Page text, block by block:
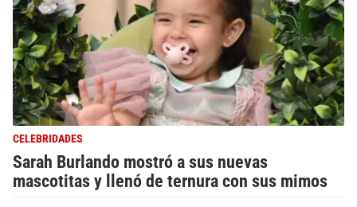
CELEBRIDADES
Sarah Burlando mostró a sus nuevas
mascotitas y llenó de ternura con sus mimos